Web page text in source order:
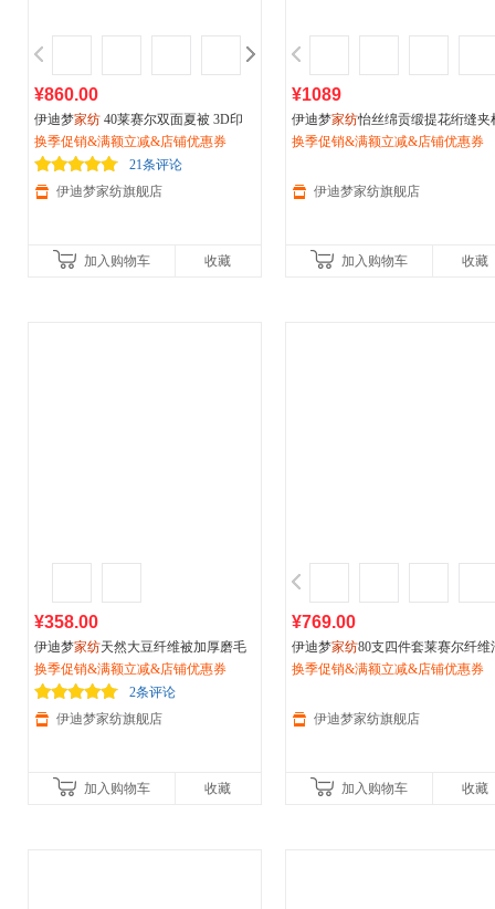
¥860.00
伊迪梦家纺 40莱赛尔双面夏被 3D印
花立体绗缝被芯不易跑偏 单双人床空
调被夏凉被春秋被MD241
换季促销&满额立减&店铺优惠券
21条评论
伊迪梦家纺旗舰店
加入购物车 收藏
¥1089
伊迪梦家纺怡丝绵贡缎提花绗缝夹
床上用品床单床罩床盖一体款四件
换季促销&满额立减&店铺优惠券
伊迪梦家纺旗舰店
加入购物车 收藏
¥358.00
伊迪梦家纺天然大豆纤维被加厚磨毛
保暖被芯绣花被子200*230/220*240cm
双人大床GL
换季促销&满额立减&店铺优惠券
2条评论
伊迪梦家纺旗舰店
加入购物车 收藏
¥769.00
伊迪梦家纺80支四件套莱赛尔纤维
性数码印花夏凉裸睡套件天丝床上
换季促销&满额立减&店铺优惠券
伊迪梦家纺旗舰店
加入购物车 收藏